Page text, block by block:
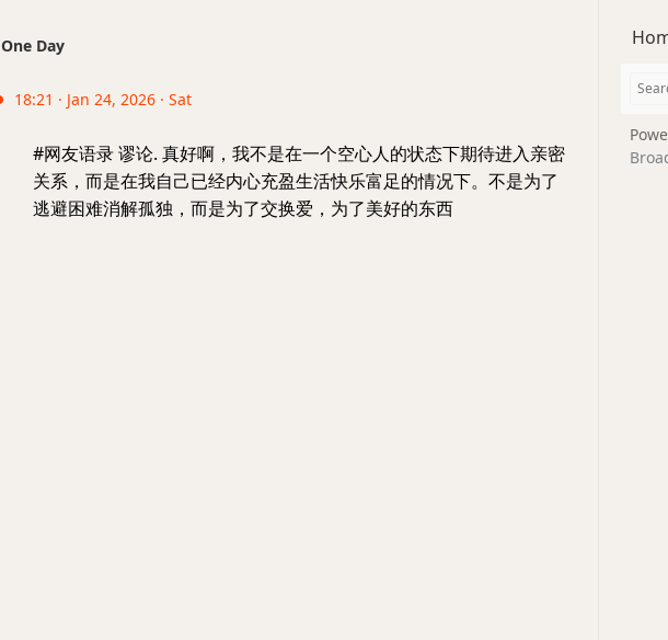
One Day
18:21 · Jan 24, 2026 · Sat
#网友语录 谬论. 真好啊，我不是在一个空心人的状态下期待进入亲密
关系，而是在我自己已经内心充盈生活快乐富足的情况下。不是为了
逃避困难消解孤独，而是为了交换爱，为了美好的东西